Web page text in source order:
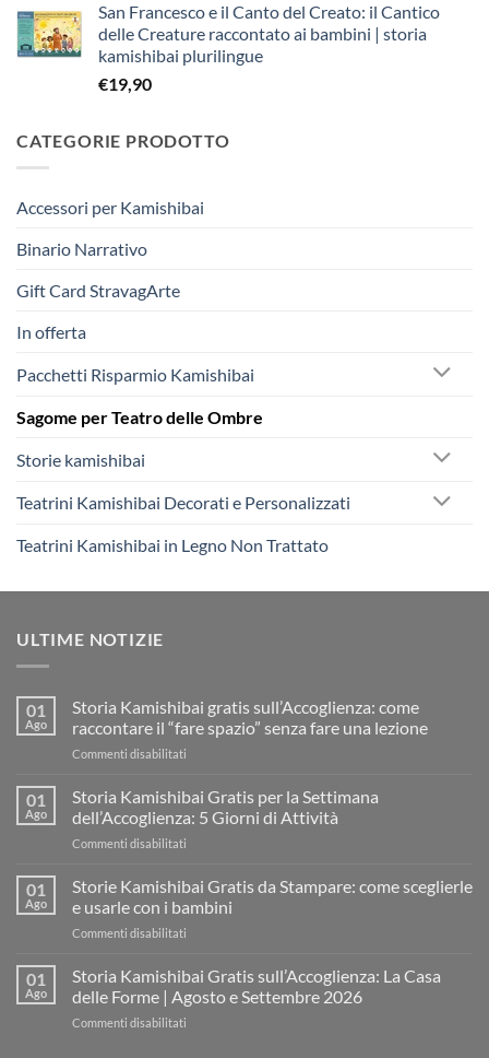
originale
era:
€263,40.
attuale
è:
€250,00.
San Francesco e il Canto del Creato: il Cantico
delle Creature raccontato ai bambini | storia
kamishibai plurilingue
€19,90
CATEGORIE PRODOTTO
Accessori per Kamishibai
Binario Narrativo
Gift Card StravagArte
In offerta
Pacchetti Risparmio Kamishibai
Sagome per Teatro delle Ombre
Storie kamishibai
Teatrini Kamishibai Decorati e Personalizzati
Teatrini Kamishibai in Legno Non Trattato
ULTIME NOTIZIE
01
Ago
Storia Kamishibai gratis sull’Accoglienza: come
raccontare il “fare spazio” senza fare una lezione
Commenti disabilitati
Kamishibai
gratis
sull’Accoglienza:
il
“fare
una
lezione
01
Ago
Storia Kamishibai Gratis per la Settimana
dell’Accoglienza: 5 Giorni di Attività
Commenti disabilitati
Kamishibai
Gratis
per
dell’Accoglienza:
Giorni
01
Ago
Storie Kamishibai Gratis da Stampare: come sceglierle
e usarle con i bambini
Commenti disabilitati
Kamishibai
Gratis
da
01
Ago
Storia Kamishibai Gratis sull’Accoglienza: La Casa
delle Forme | Agosto e Settembre 2026
Commenti disabilitati